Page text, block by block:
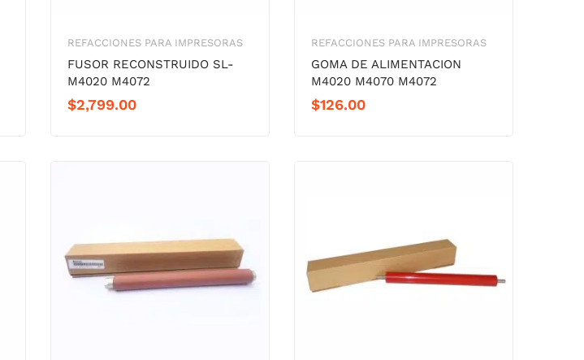
REFACCIONES PARA IMPRESORAS
FUSOR RECONSTRUIDO SL-
M4020 M4072
$2,799.00
REFACCIONES PARA IMPRESORAS
GOMA DE ALIMENTACION
M4020 M4070 M4072
$126.00